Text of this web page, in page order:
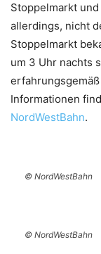
Stoppelmarkt
allerdings, nicht
Stoppelmarkt
um 3 Uhr nachts
Informationen
NordWestBahn.
© NordWestBahn
© NordWestBahn